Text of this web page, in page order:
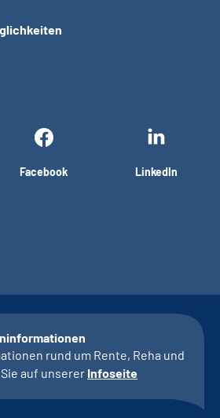
Facebook LinkedIn
rund um Rente, Reha und
auf unserer Infoseite